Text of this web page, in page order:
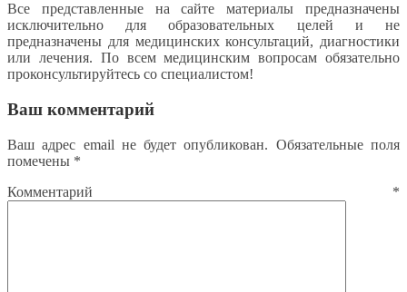
Все представленные на сайте материалы предназначены
исключительно для образовательных целей и не
предназначены для медицинских консультаций, диагностики
или лечения. По всем медицинским вопросам обязательно
проконсультируйтесь со специалистом!
Ваш комментарий
Ваш адрес email не будет опубликован. Обязательные поля
помечены *
Комментарий *